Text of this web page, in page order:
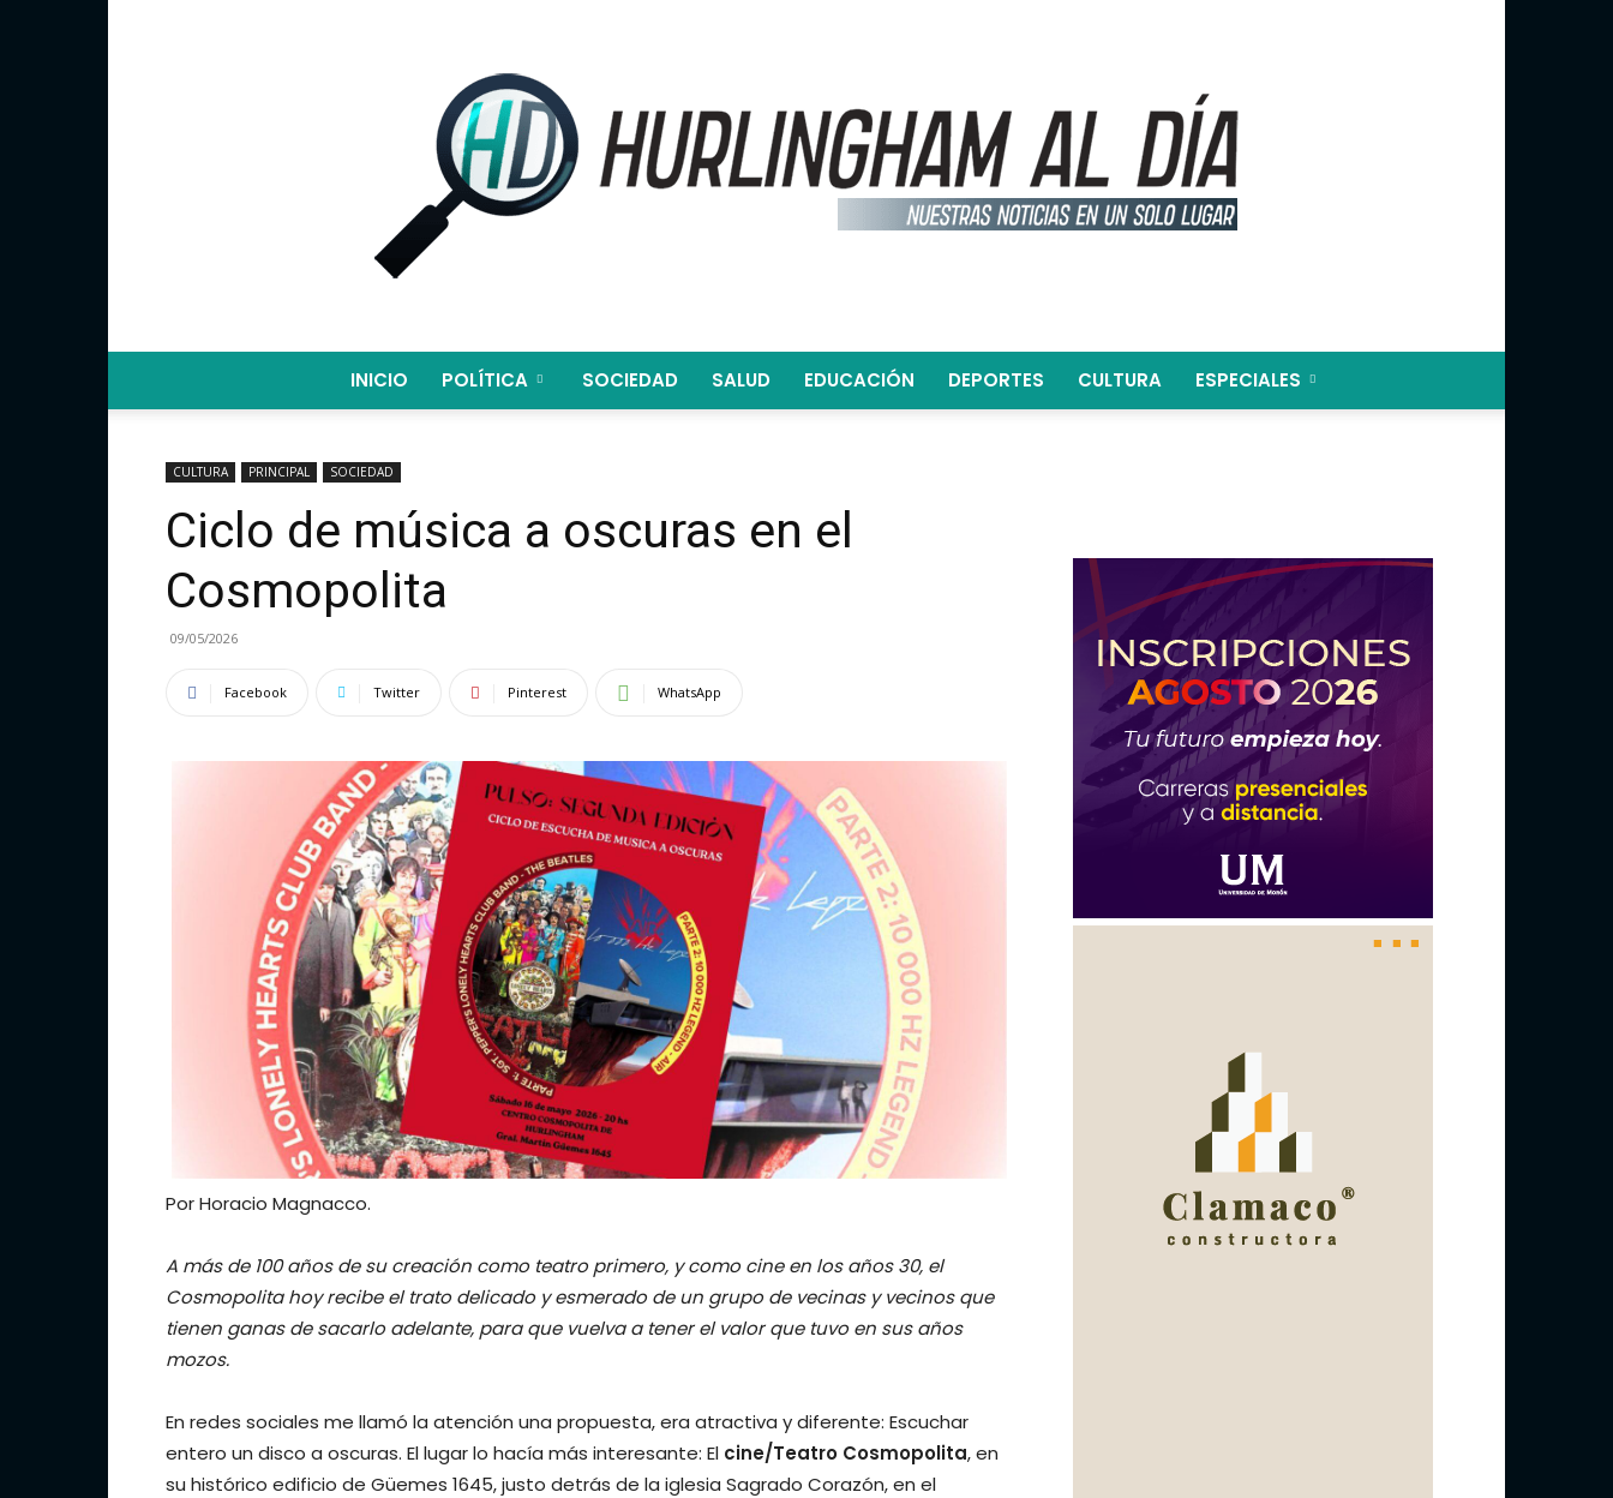
INICIO POLÍTICA SOCIEDAD SALUD EDUCACIÓN DEPORTES CULTURA ESPECIALES
CULTURA PRINCIPAL SOCIEDAD
Ciclo de música a oscuras en el
Cosmopolita
09/05/2026
Facebook Twitter Pinterest WhatsApp
Por Horacio Magnacco.
A más de 100 años de su creación como teatro primero, y como cine en los años 30, el
Cosmopolita hoy recibe el trato delicado y esmerado de un grupo de vecinas y vecinos que
tienen ganas de sacarlo adelante, para que vuelva a tener el valor que tuvo en sus años
mozos.
En redes sociales me llamó la atención una propuesta, era atractiva y diferente: Escuchar
entero un disco a oscuras. El lugar lo hacía más interesante: El cine/Teatro Cosmopolita, en
su histórico edificio de Güemes 1645, justo detrás de la iglesia Sagrado Corazón, en el